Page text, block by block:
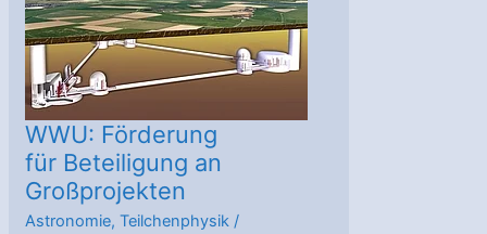
WWU: Förderung
für Beteiligung an
Großprojekten
Astronomie,Teilchenphysik /